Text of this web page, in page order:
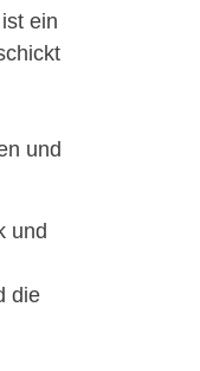
ein
und
und
die